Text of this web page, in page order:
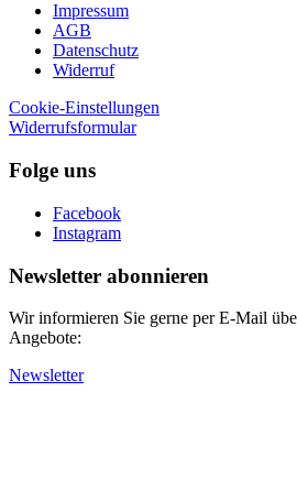
Impressum
AGB
Datenschutz
Widerruf
Cookie-Einstellungen
Widerrufsformular
Folge uns
Facebook
Instagram
Newsletter abonnieren
Wir informieren Sie gerne per E-Mail
Angebote:
Newsletter